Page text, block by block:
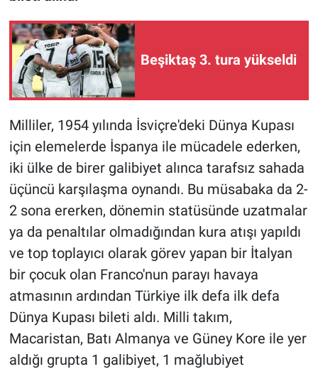
Beşiktaş 3. tura yükseldi
Milliler, 1954 yılında İsviçre'deki Dünya Kupası
için elemelerde İspanya ile mücadele ederken,
iki ülke de birer galibiyet alınca tarafsız sahada
üçüncü karşılaşma oynandı. Bu müsabaka da 2-
2 sona ererken, dönemin statüsünde uzatmalar
ya da penaltılar olmadığından kura atışı yapıldı
ve top toplayıcı olarak görev yapan bir İtalyan
bir çocuk olan Franco'nun parayı havaya
atmasının ardından Türkiye ilk defa ilk defa
Dünya Kupası bileti aldı. Milli takım,
Macaristan, Batı Almanya ve Güney Kore ile yer
aldığı grupta 1 galibiyet, 1 mağlubiyet